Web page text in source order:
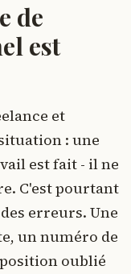
de
est
et
: une
est fait - il ne
C'est pourtant
erreurs. Une
un numéro de
oublié